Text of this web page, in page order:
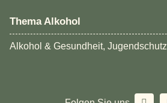
Thema Alkohol
Alkohol & Gesundheit, Jugendschutz